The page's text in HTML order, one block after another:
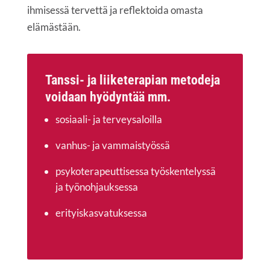
ihmi­ses­sä ter­vet­tä ja reflek­toi­da omas­ta
elämästään.
Tans­si- ja lii­ke­te­ra­pian meto­de­ja
voi­daan hyö­dyn­tää mm.
sosi­aa­li- ja terveysaloilla
van­hus- ja vammaistyössä
psy­ko­te­ra­peut­ti­ses­sa työs­ken­te­lys­sä
ja työnohjauksessa
eri­tyis­kas­va­tuk­ses­sa